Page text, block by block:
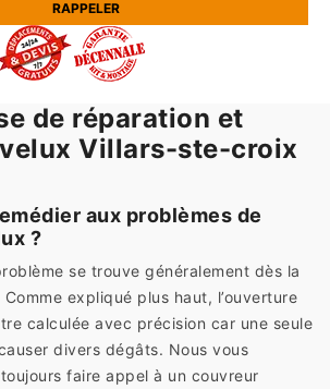
de réparation et
Villars-ste-croix
aux problèmes de
?
se trouve généralement dès la
expliqué plus haut, l’ouverture
calculée avec précision car une seule
divers dégâts. Nous vous
faire appel à un couvreur